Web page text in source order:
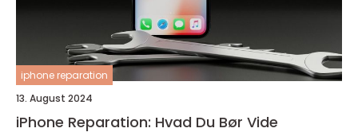
iphone reparation
13. August 2024
iPhone Reparation: Hvad Du Bør Vide